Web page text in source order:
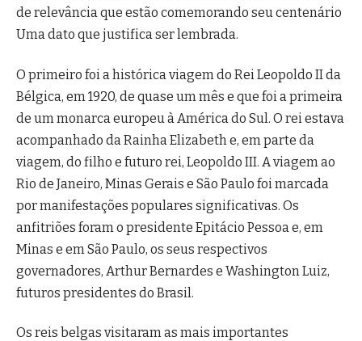
de relevância que estão comemorando seu centenário
Uma dato que justifica ser lembrada.
O primeiro foi a histórica viagem do Rei Leopoldo II da
Bélgica, em 1920, de quase um mês e que foi a primeira
de um monarca europeu à América do Sul. O rei estava
acompanhado da Rainha Elizabeth e, em parte da
viagem, do filho e futuro rei, Leopoldo III. A viagem ao
Rio de Janeiro, Minas Gerais e São Paulo foi marcada
por manifestações populares significativas. Os
anfitriões foram o presidente Epitácio Pessoa e, em
Minas e em São Paulo, os seus respectivos
governadores, Arthur Bernardes e Washington Luiz,
futuros presidentes do Brasil.
Os reis belgas visitaram as mais importantes